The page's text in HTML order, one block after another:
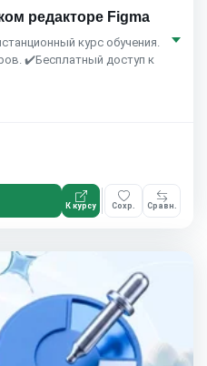
редакторе Figma
курс обучения.
✔️Бесплатный доступ к
К курсу Сохр. Сравн.